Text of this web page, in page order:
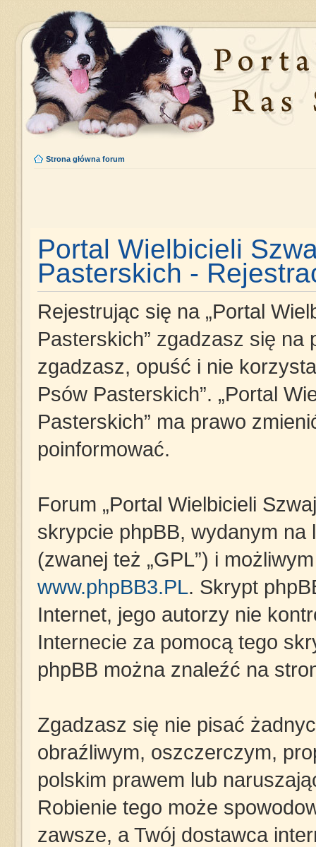
Strona główna forum
Portal Wielbicieli
Pasterskich -
Rejestrując się na „Portal
Pasterskich” zgadzasz się
zgadzasz, opuść i nie
Psów Pasterskich”. „Portal
Pasterskich” ma prawo
poinformować.
Forum „Portal Wielbicieli
skrypcie phpBB, wydanym na
(zwanej też „GPL”) i
www.phpBB3.PL. Skrypt
Internet, jego autorzy nie
Internecie za pomocą tego
phpBB można znaleźć na
Zgadzasz się nie pisać
obraźliwym, oszczerczym,
polskim prawem lub
Robienie tego może
zawsze, a Twój dostawca